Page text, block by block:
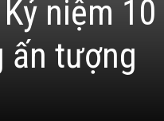
niệm
ấn tượng